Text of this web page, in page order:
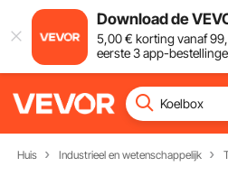
Download de
5,00€ korting vanaf99
eerste 3 app-
Huis Industrieel en wetenschappelijk